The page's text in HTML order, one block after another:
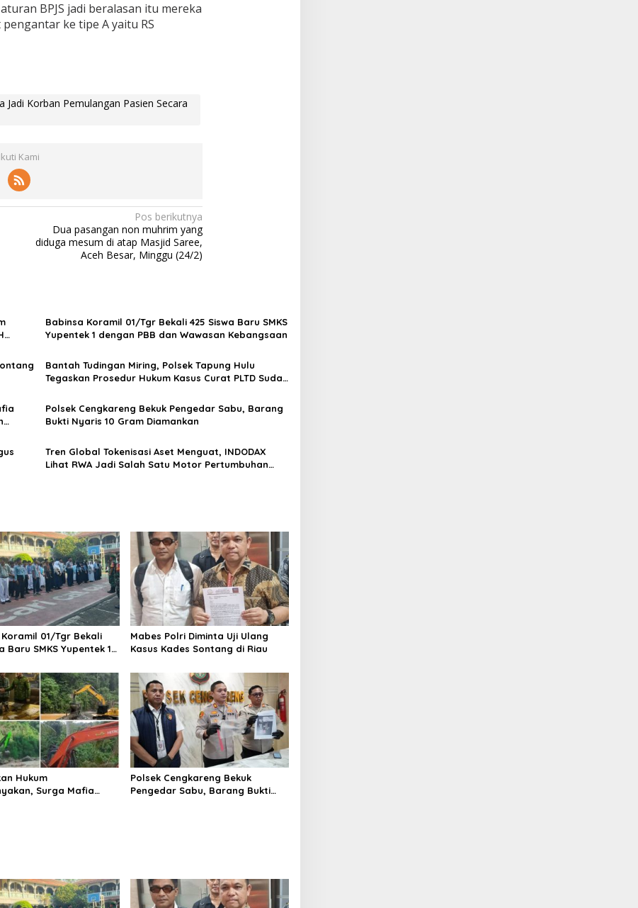
BPJS jadi beralasan itu mereka
ke tipe A yaitu RS
Jadi Korban Pemulangan Pasien Secara
Ikuti Kami
Pos berikutnya
Dua pasangan non muhrim yang
diduga mesum di atap Masjid Saree,
Aceh Besar, Minggu (24/2)
Babinsa Koramil 01/Tgr Bekali 425 Siswa Baru SMKS
Yupentek 1 dengan PBB dan Wawasan Kebangsaan
Bantah Tudingan Miring, Polsek Tapung Hulu
Tegaskan Prosedur Hukum Kasus Curat PLTD Sudah
Polsek Cengkareng Bekuk Pengedar Sabu, Barang
Bukti Nyaris 10 Gram Diamankan
Tren Global Tokenisasi Aset Menguat, INDODAX
Lihat RWA Jadi Salah Satu Motor Pertumbuhan
01/Tgr Bekali
Baru SMKS Yupentek 1
Mabes Polri Diminta Uji Ulang
Kasus Kades Sontang di Riau
Hukum
Surga Mafia
Polsek Cengkareng Bekuk
Pengedar Sabu, Barang Bukti